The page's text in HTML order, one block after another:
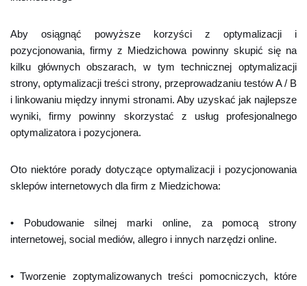
Aby osiągnąć powyższe korzyści z optymalizacji i
pozycjonowania, firmy z Miedzichowa powinny skupić się na
kilku głównych obszarach, w tym technicznej optymalizacji
strony, optymalizacji treści strony, przeprowadzaniu testów A / B
i linkowaniu między innymi stronami. Aby uzyskać jak najlepsze
wyniki, firmy powinny skorzystać z usług profesjonalnego
optymalizatora i pozycjonera.
Oto niektóre porady dotyczące optymalizacji i pozycjonowania
sklepów internetowych dla firm z Miedzichowa:
• Pobudowanie silnej marki online, za pomocą strony
internetowej, social mediów, allegro i innych narzędzi online.
• Tworzenie zoptymalizowanych treści pomocniczych, które